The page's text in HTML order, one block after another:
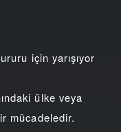
için yarışıyor
ülke veya
mücadeledir.